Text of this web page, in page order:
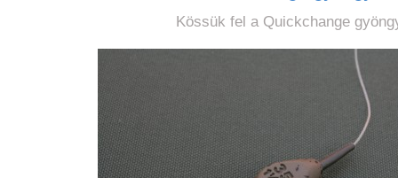
Kössük fel a Quickchange